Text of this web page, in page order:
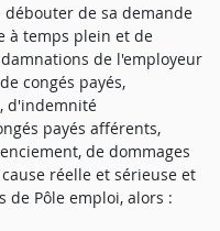
de sa demande
à temps plein et de
de l'employeur
congés payés,
d'indemnité
payés afférents,
de dommages
réelle et sérieuse et
Pôle emploi, alors :